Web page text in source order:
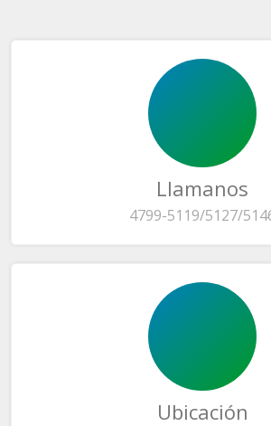
Llamanos
4799-5119/5127/
Ubicación